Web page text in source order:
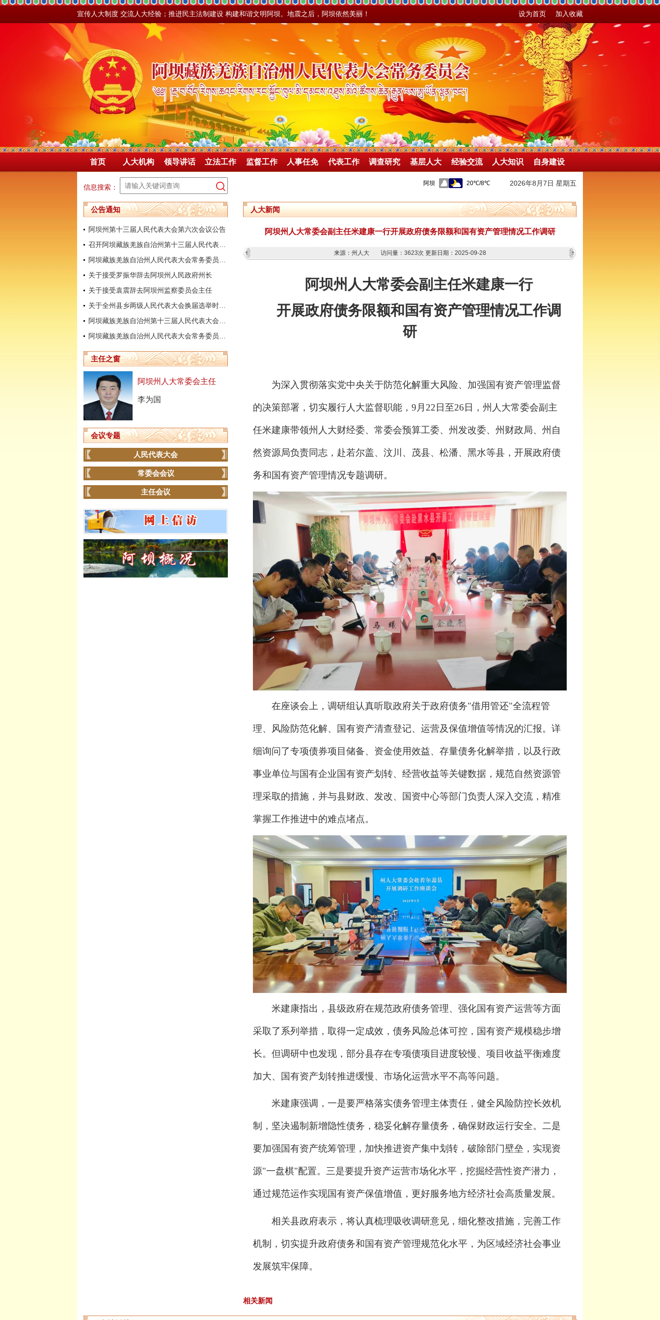
宣传人大制度 交流人大经验；推进民主法制建设 构建和谐文明阿坝。地震之后，阿坝依然美丽！ 设为首页 加入收藏
首页 人大机构 领导讲话 立法工作 监督工作 人事任免 代表工作 调查研究 基层人大 经验交流 人大知识 自身建设
信息搜索： 2026年8月7日 星期五
公告通知
阿坝州第十三届人民代表大会第六次会议公告
关于接受罗振华辞去阿坝州人民政府州长
关于接受袁震辞去阿坝州监察委员会主任
主任之窗
阿坝州人大常委会主任
李为国
会议专题
人民代表大会
常委会会议
主任会议
人大新闻
阿坝州人大常委会副主任米建康一行开展政府债务限额和国有资产管理情况工作调研
来源：州人大 访问量： 3623次 更新日期：2025-09-28
阿坝州人大常委会副主任米建康一行
开展政府债务限额和国有资产管理情况工作调
研
为深入贯彻落实党中央关于防范化解重大风险、加强国有资产管理监督
的决策部署，切实履行人大监督职能，9月22日至26日，州人大常委会副主
任米建康带领州人大财经委、常委会预算工委、州发改委、州财政局、州自
然资源局负责同志，赴若尔盖、汶川、茂县、松潘、黑水等县，开展政府债
务和国有资产管理情况专题调研。
在座谈会上，调研组认真听取政府关于政府债务"借用管还"全流程管
理、风险防范化解、国有资产清查登记、运营及保值增值等情况的汇报。详
细询问了专项债券项目储备、资金使用效益、存量债务化解举措，以及行政
事业单位与国有企业国有资产划转、经营收益等关键数据，规范自然资源管
理采取的措施，并与县财政、发改、国资中心等部门负责人深入交流，精准
掌握工作推进中的难点堵点。
米建康指出，县级政府在规范政府债务管理、强化国有资产运营等方面
采取了系列举措，取得一定成效，债务风险总体可控，国有资产规模稳步增
长。但调研中也发现，部分县存在专项债项目进度较慢、项目收益平衡难度
加大、国有资产划转推进缓慢、市场化运营水平不高等问题。
米建康强调，一是要严格落实债务管理主体责任，健全风险防控长效机
制，坚决遏制新增隐性债务，稳妥化解存量债务，确保财政运行安全。二是
要加强国有资产统筹管理，加快推进资产集中划转，破除部门壁垒，实现资
源"一盘棋"配置。三是要提升资产运营市场化水平，挖掘经营性资产潜力，
通过规范运作实现国有资产保值增值，更好服务地方经济社会高质量发展。
相关县政府表示，将认真梳理吸收调研意见，细化整改措施，完善工作
机制，切实提升政府债务和国有资产管理规范化水平，为区域经济社会事业
发展筑牢保障。
相关新闻